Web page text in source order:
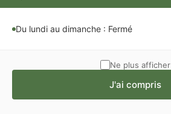
Politique de confidentialité
Du lundi au dimanche : Fermé
Ne plus afficher
J'ai compris